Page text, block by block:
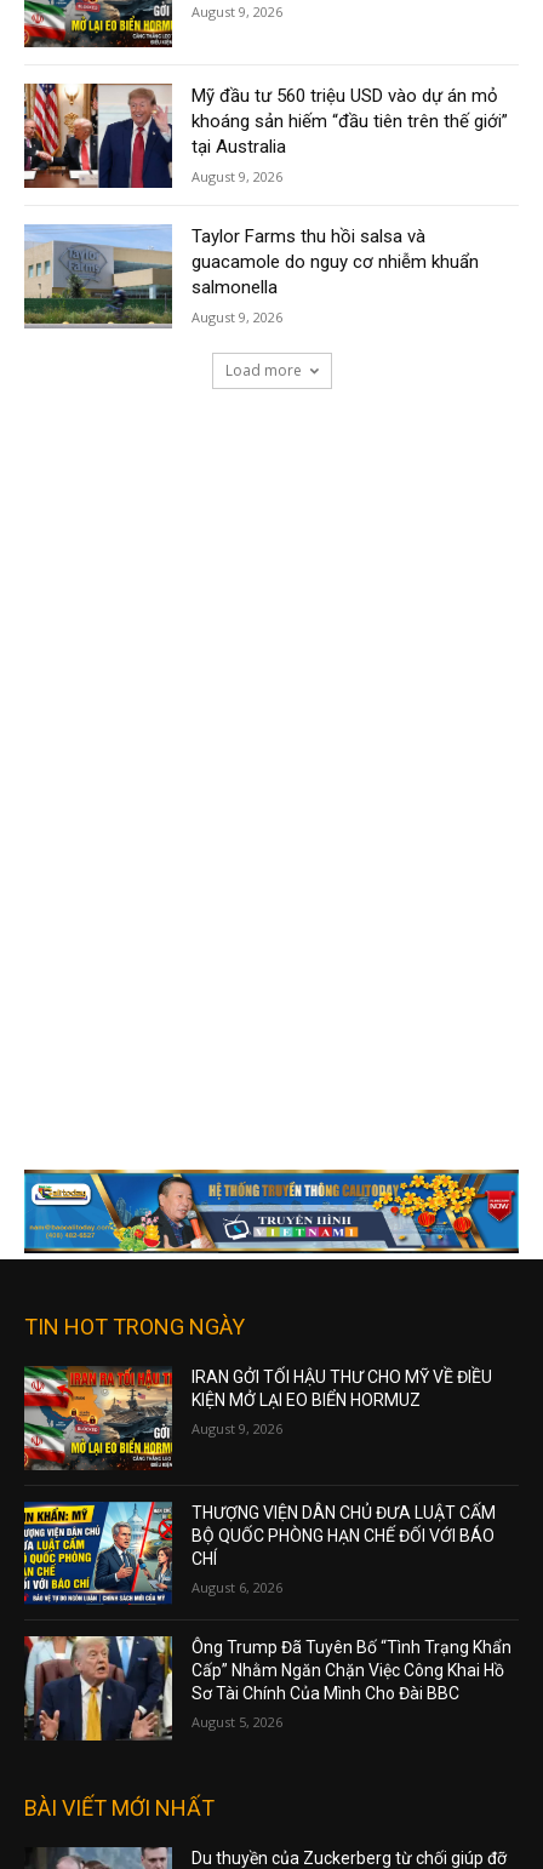
August 9, 2026
Mỹ đầu tư 560 triệu USD vào dự án mỏ
khoáng sản hiếm “đầu tiên trên thế giới”
tại Australia
August 9, 2026
Taylor Farms thu hồi salsa và
guacamole do nguy cơ nhiễm khuẩn
salmonella
August 9, 2026
Load more
TIN HOT TRONG NGÀY
IRAN GỞI TỐI HẬU THƯ CHO MỸ VỀ ĐIỀU
KIỆN MỞ LẠI EO BIỂN HORMUZ
August 9, 2026
THƯỢNG VIỆN DÂN CHỦ ĐƯA LUẬT CẤM
BỘ QUỐC PHÒNG HẠN CHẾ ĐỐI VỚI BÁO
CHÍ
August 6, 2026
Ông Trump Đã Tuyên Bố “Tình Trạng Khẩn
Cấp” Nhằm Ngăn Chặn Việc Công Khai Hồ
Sơ Tài Chính Của Mình Cho Đài BBC
August 5, 2026
BÀI VIẾT MỚI NHẤT
Du thuyền của Zuckerberg từ chối giúp đỡ